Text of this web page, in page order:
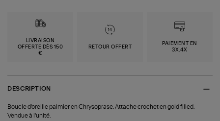
LIVRAISON
OFFERTE DÈS 150
€
RETOUR OFFERT
PAIEMENT EN
3X,4X
DESCRIPTION
Boucle d'oreille palmier en Chrysoprase. Attache crochet en gold filled.
Vendue à l'unité.